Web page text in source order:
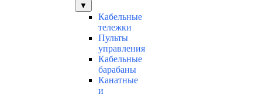
▼
Кабельные
тележки
Пульты
управления
Кабельные
барабаны
Канатные
и